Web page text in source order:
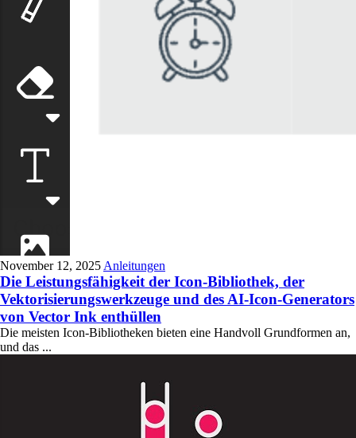
November 12, 2025 Anleitungen
Die Leistungsfähigkeit der Icon-Bibliothek, der
Vektorisierungswerkzeuge und des AI-Icon-Generators
von Vector Ink enthüllen
Die meisten Icon-Bibliotheken bieten eine Handvoll Grundformen an,
und das ...